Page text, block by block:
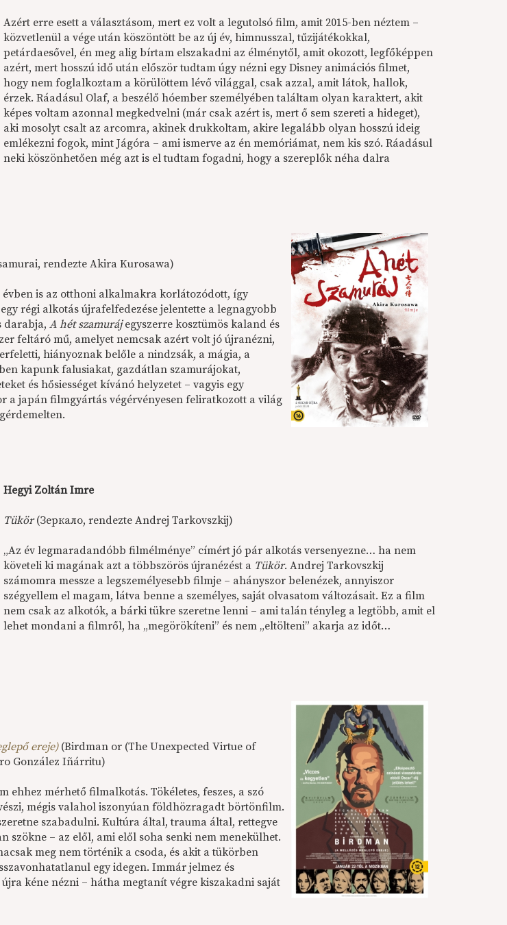
Azért erre esett a választásom, mert ez volt a legutolsó film, amit 2015-ben néztem –
közvetlenül a vége után köszöntött be az új év, himnusszal, tűzijátékokkal,
petárdaesővel, én meg alig bírtam elszakadni az élménytől, amit okozott, legfőképpen
azért, mert hosszú idő után először tudtam úgy nézni egy Disney animációs filmet,
hogy nem foglalkoztam a körülöttem lévő világgal, csak azzal, amit látok, hallok,
érzek. Ráadásul Olaf, a beszélő hóember személyében találtam olyan karaktert, akit
képes voltam azonnal megkedvelni (már csak azért is, mert ő sem szereti a hideget),
aki mosolyt csalt az arcomra, akinek drukkoltam, akire legalább olyan hosszú ideig
emlékezni fogok, mint Jágóra – ami ismerve az én memóriámat, nem kis szó. Ráadásul
neki köszönhetően még azt is el tudtam fogadni, hogy a szereplők néha dalra
rendezte Akira Kurosawa)
is az otthoni alkalmakra korlátozódott, így
régi alkotás újrafelfedezése jelentette a legnagyobb
darabja,A hét szamurájegyszerre kosztümös kaland és
feltáró mű, amelyet nemcsak azért volt jó újranézni,
hiányoznak belőle a nindzsák, a mágia, a
kapunk falusiakat, gazdátlan szamurájokat,
és hősiességet kívánó helyzetet – vagyis egy
japán filmgyártás végérvényesen feliratkozott a világ
Hegyi Zoltán Imre
Tükör(Зеркало, rendezte Andrej Tarkovszkij)
„Az év legmaradandóbb filmélménye” címért jó pár alkotás versenyezne… ha nem
követeli ki magának azt a többszörös újranézést a Tükör. Andrej Tarkovszkij
számomra messze a legszemélyesebb filmje – ahányszor belenézek, annyiszor
szégyellem el magam, látva benne a személyes, saját olvasatom változásait. Ez a film
nem csak az alkotók, a bárki tükre szeretne lenni – ami talán tényleg a legtöbb, amit el
lehet mondani a filmről, ha „megörökíteni” és nem „eltölteni” akarja az időt…
ereje)(Birdman or (The Unexpected Virtue of
González Iñárritu)
ehhez mérhető filmalkotás. Tökéletes, feszes, a szó
mégis valahol iszonyúan földhözragadt börtönfilm.
szabadulni. Kultúra által, trauma által, rettegve
szökne – az elől, ami elől soha senki nem menekülhet.
meg nem történik a csoda, és akit a tükörben
egy idegen. Immár jelmez és
kéne nézni – hátha megtanít végre kiszakadni saját